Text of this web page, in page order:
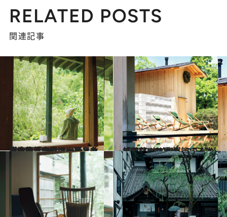
RELATED POSTS
関連記事
2024.10.12
東京から一番近い絶景サウナへ。今春オープンの奥多摩「Satologue.」で、薬草ロウリュ＆ミネラルたっぷりの水風呂を堪能しよう
旅＆お出かけ 2024.10.12
「薬草×サウナ」の正解がここに。三重県「VISON」で堪能する本格フィンサウナ
旅＆お出かけ